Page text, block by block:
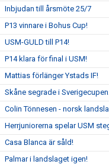
Inbjudan till årsmöte 25/7
P13 vinnare i Bohus Cup!
USM-GULD till P14!
P14 klara för final i USM!
Mattias förlänger Ystads IF!
Skåne segrade i
Colin Tönnesen - norsk
Herrjuniorerna spelar USM
Casa Blanca är såld!
Palmar i landslaget igen!